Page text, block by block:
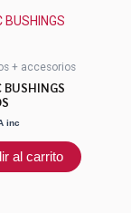
+ accesorios
BUSHINGS
inc
al carrito